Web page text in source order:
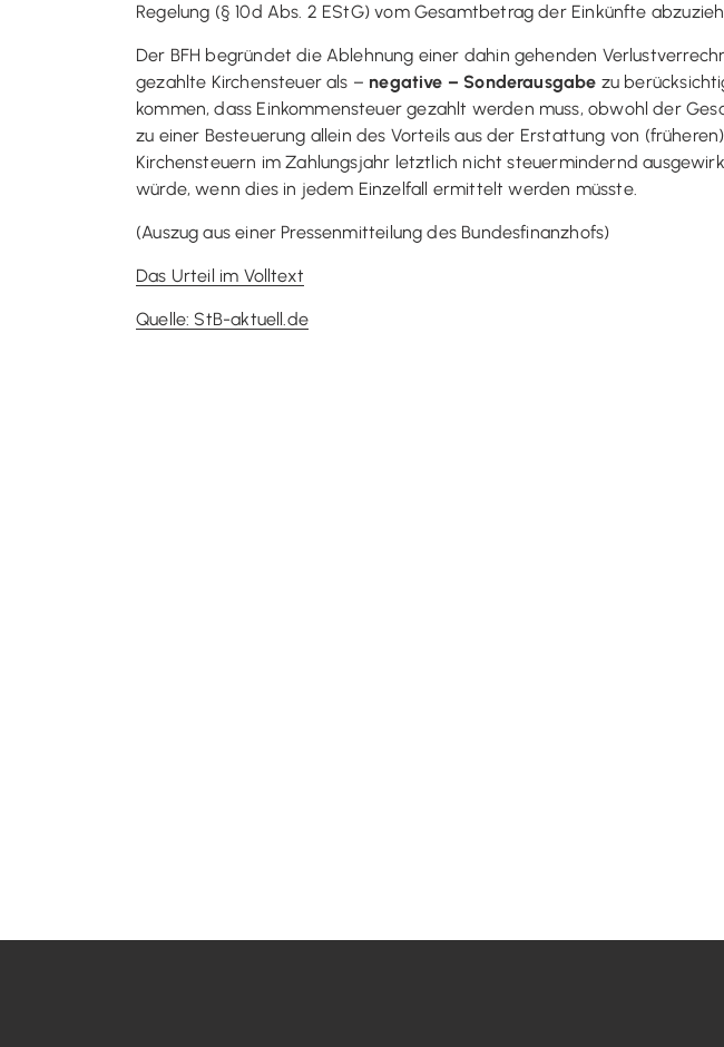
Regelung (§ 10d Abs. 2 EStG) vom Gesamtbetrag der Einkünfte
Der BFH begründet die Ablehnung einer dahin gehenden
gezahlte Kirchensteuer als – negative – Sonderausgabe zu
kommen, dass Einkommensteuer gezahlt werden muss, obwohl der
zu einer Besteuerung allein des Vorteils aus der Erstattung von
Kirchensteuern im Zahlungsjahr letztlich nicht steuermindernd
würde, wenn dies in jedem Einzelfall ermittelt werden müsste.
(Auszug aus einer Pressenmitteilung des Bundesfinanzhofs)
Das Urteil im Volltext
Quelle: StB-aktuell.de